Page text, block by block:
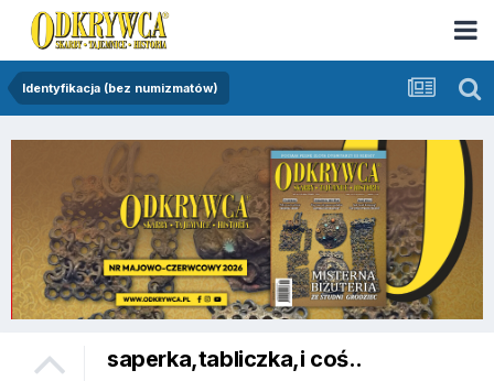
Identyfikacja (bez numizmatów)
saperka,tabliczka,i coś..